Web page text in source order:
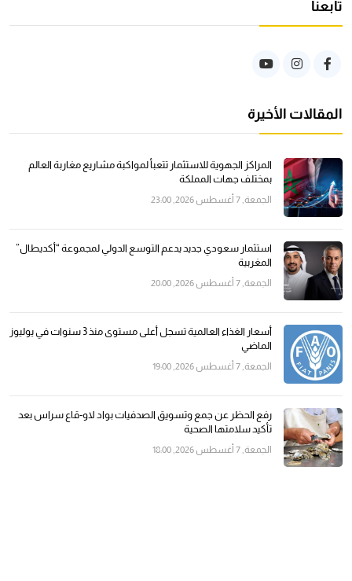
تابعنا
المقالات الأخيرة
المراكز الجهوية للاستثمار تتعبأ لمواكبة مشاريع مغاربة العالم
بمختلف جهات المملكة
الجمعة, 7 أغسطس 2026, 23:00
استثمار سعودي جديد يدعم التوسع الدولي لمجموعة “أكديطال”
المغربية
الجمعة, 7 أغسطس 2026, 20:00
أسعار الغذاء العالمية تسجل أعلى مستوى منذ 3 سنوات في يوليوز
الماضي
الجمعة, 7 أغسطس 2026, 19:00
رفع الحظر عن جمع وتسويق الصدفيات بواد لاو-قاع سراس بعد
تأكيد سلامتها الصحية
الجمعة, 7 أغسطس 2026, 18:00